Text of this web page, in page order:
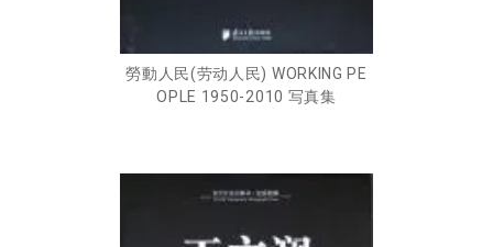
勞動人民(劳动人民) WORKING PE
OPLE 1950-2010 写真集